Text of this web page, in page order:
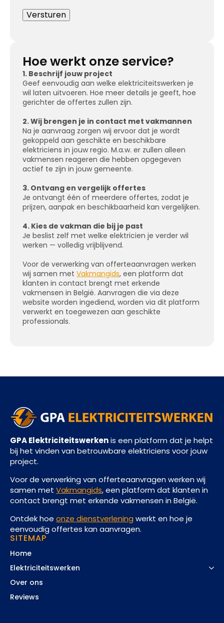
Hoe werkt onze service?
1. Beschrijf jouw project
Geef eenvoudig aan welke elektriciteitswerken je
wil laten uitvoeren. Hoe meer details je geeft, hoe
gerichter de offertes zullen zijn.
2. Wij brengen je in contact met vakmannen
Na je aanvraag zorgen wij ervoor dat je wordt
gekoppeld aan geschikte en beschikbare
elektriciens in jouw regio. M.a.w. er zullen alleen
vakmensen reageren die hebben opgegeven
actief te zijn in jouw gemeente.
3. Ontvang en vergelijk offertes
Je ontvangt één of meerdere offertes, zodat je
prijzen, aanpak en beschikbaarheid kan vergelijken.
4. Kies de vakman die bij je past
Je beslist zelf met welke elektricien je verder wil
werken — volledig vrijblijvend.
Voor de verwerking van offerteaanvragen werken
wij samen met Vakmangids, een platform dat
klanten in contact brengt met erkende
vakmensen in België. Aanvragen die via deze
website worden ingediend, worden via dit platform
verwerkt en toegewezen aan geschikte
professionals.
GPA Elektriciteitswerkenis een platform dat je helpt
bij het vinden van betrouwbare elektriciens voor jouw
project.
Voor de verwerking van offerteaanvragen werken wij
samen met Vakmangids, een platform dat klanten in
contact brengt met erkende vakmensen in België.
Ontdek hoe onze dienstverleningwerkt en hoe je
eenvoudig offertes kan aanvragen.
SITEMAP
Home
Elektriciteitswerken
Over ons
Reviews